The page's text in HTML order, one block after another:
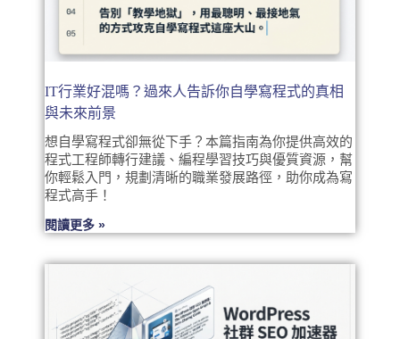
IT行業好混嗎？過來人告訴你自學寫程式的真相
與未來前景
想自學寫程式卻無從下手？本篇指南為你提供高效的
程式工程師轉行建議、編程學習技巧與優質資源，幫
你輕鬆入門，規劃清晰的職業發展路徑，助你成為寫
程式高手！
閱讀更多 »